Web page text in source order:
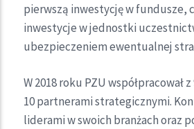
pierwszą inwestycję w fundusze,
inwestycje w jednostki
ubezpieczeniem ewentualnej
W 2018 roku PZU współpracował
10 partnerami strategicznymi.
liderami w swoich branżach oraz